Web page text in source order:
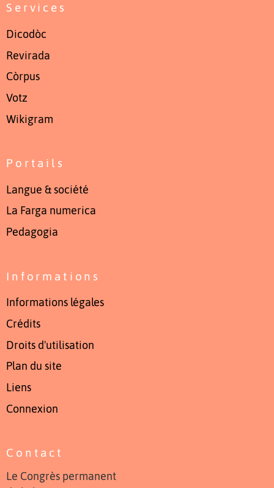
Services
Dicodòc
Revirada
Còrpus
Votz
Wikigram
Portails
Langue & société
La Farga numerica
Pedagogia
Informations
Informations légales
Crédits
Droits d'utilisation
Plan du site
Liens
Connexion
Contact
Le Congrès permanent